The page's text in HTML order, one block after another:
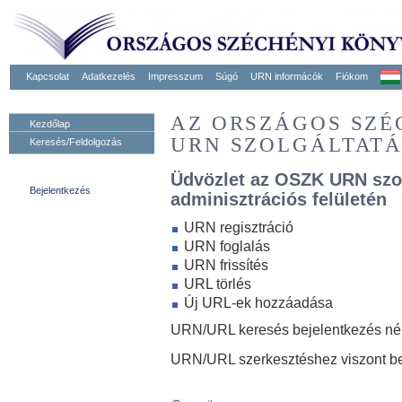
Kapcsolat Adatkezelés Impresszum Súgó URN informácók Fiókom
Kezdőlap
Keresés/Feldolgozás
Bejelentkezés
AZ ORSZÁGOS
URN
Üdvözlet az OSZK URN
adminisztrációs felületén
URN regisztráció
URN foglalás
URN frissítés
URL törlés
Új URL-ek hozzáadása
URN/URL keresés bejelentkezés
URN/URL szerkesztéshez viszont